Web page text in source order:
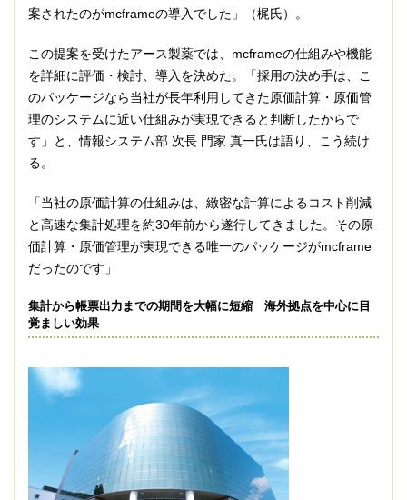
案されたのがmcframeの導入でした」（梶氏）。
この提案を受けたアース製薬では、mcframeの仕組みや機能
を詳細に評価・検討、導入を決めた。「採用の決め手は、こ
のパッケージなら当社が長年利用してきた原価計算・原価管
理のシステムに近い仕組みが実現できると判断したからで
す」と、情報システム部 次長 門家 真一氏は語り、こう続け
る。
「当社の原価計算の仕組みは、緻密な計算によるコスト削減
と高速な集計処理を約30年前から遂行してきました。その原
価計算・原価管理が実現できる唯一のパッケージがmcframe
だったのです」
集計から帳票出力までの期間を大幅に短縮 海外拠点を中心に目
覚ましい効果